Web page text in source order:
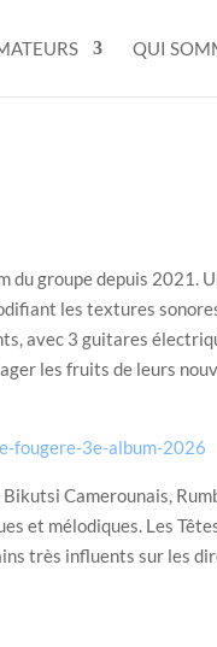
QUI
du groupe depuis 2021.
les textures
avec 3 guitares
les fruits de leurs
fougere-3e-album-2026
Camerounais,
et mélodiques. Les
très influents sur les